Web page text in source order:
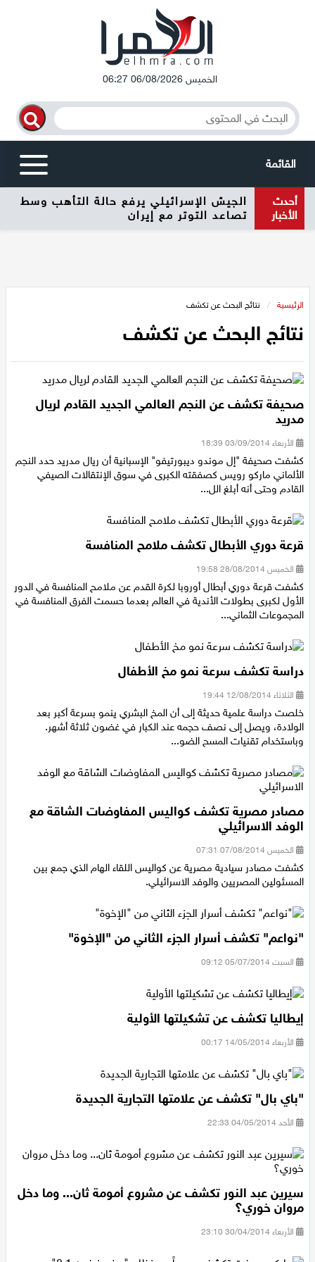
الخميس 06/08/2026 06:27
القائمة
أخبار محلية
دير حنا
سخنين
عرابة
اخبار عالمية
رياضة
رياضة محلية
رياضة عالمية
تقارير خاصة
مقالات
مطبخ
مجلة الحمرا
جمال وازياء
تكنولوجيا
فن
ستوديو انتخابات 2022
أحدث
الأخبار
الجيش الإسرائيلي يرفع حالة التأهب وسط
تصاعد التوتر مع إيران
الرئيسية / نتائج البحث عن تكشف
نتائج البحث عن تكشف
صحيفة تكشف عن النجم العالمي الجديد القادم لريال
مدريد
الأربعاء 03/09/2014 18:39
كشفت صحيفة "إل موندو ديبورتيفو" الإسبانية أن ريال مدريد حدد النجم
الألماني ماركو رويس كصفقته الكبرى في سوق الإنتقالات الصيفي
القادم وحتى أنه أبلغ الل...
قرعة دوري الأبطال تكشف ملامح المنافسة
الخميس 28/08/2014 19:58
كشفت قرعة دوري أبطال أوروبا لكرة القدم عن ملامح المنافسة في الدور
الأول لكبرى بطولات الأندية في العالم بعدما حسمت الفرق المنافسة في
المجموعات الثماني...
دراسة تكشف سرعة نمو مخ الأطفال
الثلاثاء 12/08/2014 19:44
خلصت دراسة علمية حديثة إلى أن المخ البشري ينمو بسرعة أكبر بعد
الولادة، ويصل إلى نصف حجمه عند الكبار في غضون ثلاثة أشهر.
وباستخدام تقنيات المسح الضو...
مصادر مصرية تكشف كواليس المفاوضات الشاقة مع
الوفد الاسرائيلي
الخميس 07/08/2014 07:31
كشفت مصادر سيادية مصرية عن كواليس اللقاء الهام الذي جمع بين
المسئولين المصريين والوفد الاسرائيلي.
"نواعم" تكشف أسرار الجزء الثاني من "الإخوة"
السبت 05/07/2014 09:12
إيطاليا تكشف عن تشكيلتها الأولية
الأربعاء 14/05/2014 00:17
"باي بال" تكشف عن علامتها التجارية الجديدة
الأحد 04/05/2014 22:33
سيرين عبد النور تكشف عن مشروع أمومة ثان... وما دخل
مروان خوري؟
الأربعاء 30/04/2014 23:10